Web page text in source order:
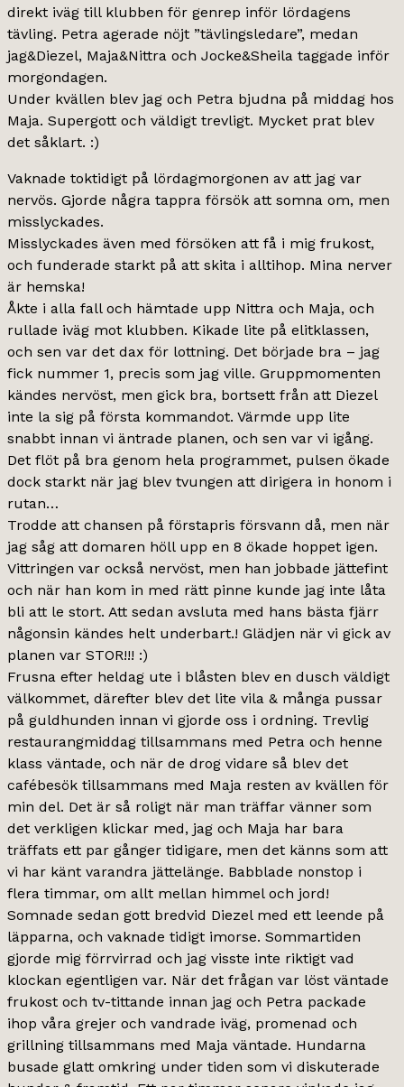
direkt iväg till klubben för genrep inför lördagens
tävling. Petra agerade nöjt ”tävlingsledare”, medan
jag&Diezel, Maja&Nittra och Jocke&Sheila taggade inför
morgondagen.
Under kvällen blev jag och Petra bjudna på middag hos
Maja. Supergott och väldigt trevligt. Mycket prat blev
det såklart. :)
Vaknade toktidigt på lördagmorgonen av att jag var
nervös. Gjorde några tappra försök att somna om, men
misslyckades.
Misslyckades även med försöken att få i mig frukost,
och funderade starkt på att skita i alltihop. Mina nerver
är hemska!
Åkte i alla fall och hämtade upp Nittra och Maja, och
rullade iväg mot klubben. Kikade lite på elitklassen,
och sen var det dax för lottning. Det började bra – jag
fick nummer 1, precis som jag ville. Gruppmomenten
kändes nervöst, men gick bra, bortsett från att Diezel
inte la sig på första kommandot. Värmde upp lite
snabbt innan vi äntrade planen, och sen var vi igång.
Det flöt på bra genom hela programmet, pulsen ökade
dock starkt när jag blev tvungen att dirigera in honom i
rutan…
Trodde att chansen på förstapris försvann då, men när
jag såg att domaren höll upp en 8 ökade hoppet igen.
Vittringen var också nervöst, men han jobbade jättefint
och när han kom in med rätt pinne kunde jag inte låta
bli att le stort. Att sedan avsluta med hans bästa fjärr
någonsin kändes helt underbart.! Glädjen när vi gick av
planen var STOR!!! :)
Frusna efter heldag ute i blåsten blev en dusch väldigt
välkommet, därefter blev det lite vila & många pussar
på guldhunden innan vi gjorde oss i ordning. Trevlig
restaurangmiddag tillsammans med Petra och henne
klass väntade, och när de drog vidare så blev det
cafébesök tillsammans med Maja resten av kvällen för
min del. Det är så roligt när man träffar vänner som
det verkligen klickar med, jag och Maja har bara
träffats ett par gånger tidigare, men det känns som att
vi har känt varandra jättelänge. Babblade nonstop i
flera timmar, om allt mellan himmel och jord!
Somnade sedan gott bredvid Diezel med ett leende på
läpparna, och vaknade tidigt imorse. Sommartiden
gjorde mig förrvirrad och jag visste inte riktigt vad
klockan egentligen var. När det frågan var löst väntade
frukost och tv-tittande innan jag och Petra packade
ihop våra grejer och vandrade iväg, promenad och
grillning tillsammans med Maja väntade. Hundarna
busade glatt omkring under tiden som vi diskuterade